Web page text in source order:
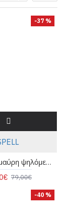
-37 %
Γυναικεία μαύρη ψηλόμεση βερμούδα - Spell 63-5148
79,00€
-40 %